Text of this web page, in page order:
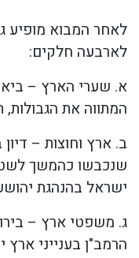
לאחר המבוא מופיע
לארבעה חלקים:
א. שערי הארץ –
המתווה את
ב. ארץ וחוצות –
שנכבשו כהמשך
ישראל בהנהגת יהושע
ג. משפטי ארץ –
הרמב"ן בענייני ארץ